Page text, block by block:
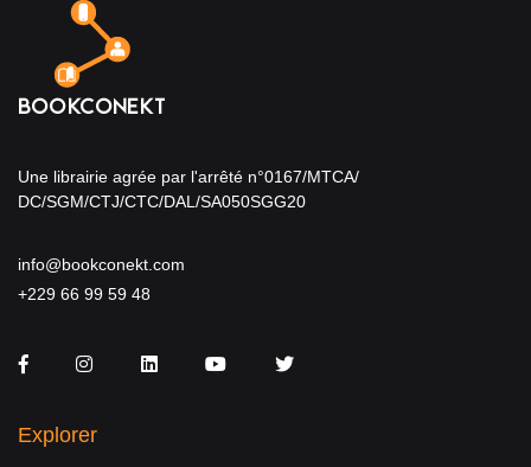
Une librairie agrée par l'arrêté n°0167/MTCA/
DC/SGM/CTJ/CTC/DAL/SA050SGG20
info@bookconekt.com
+229 66 99 59 48
FacebookInstagramLinkedInYou TubeTwitter
Explorer